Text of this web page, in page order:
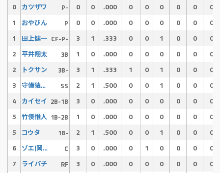
0
カツザワ P- 0 0 .000 0 0 0 0 0
0
1
おやびん P 0 0 .000 0 0 0 0 0
0
1
田上健一 CF-P- 3 1 .333 0 0 1 0 0
0
2
平井翔太 3B 1 0 .000 0 0 0 0 0
0
2
トクサン 3B- 3 1 .333 1 0 1 0 0
0
3
守備猿ジュン SS 2 1 .500 0 0 1 0 0
0
4
カイセイ 2B-1B 3 0 .000 0 0 0 0 0
0
5 竹俣惟人 1B-2B 1 0 .000 0 0 0 0 0
0
5
コウタ 1B- 2 1 .500 0 0 1 0 0
0
6
ゾエ(岡添) C 3 0 .000 0 1 0 0 0
0
7
ライパチ RF 3 0 .000 0 0 0 0 0
0